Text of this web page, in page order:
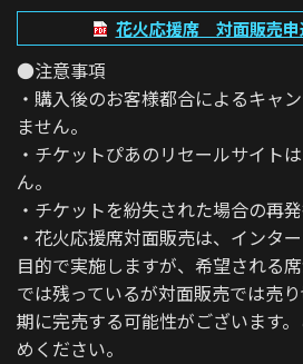
花火応援席 対面販売申
●注意事項
・購入後のお客様都合によるキャ
ません。
・チケットぴあのリセールサイト
ん。
・チケットを紛失された場合の再
・花火応援席対面販売は、インタ
目的で実施しますが、希望される
では残っているが対面販売では売
期に完売する可能性がございます
めください。